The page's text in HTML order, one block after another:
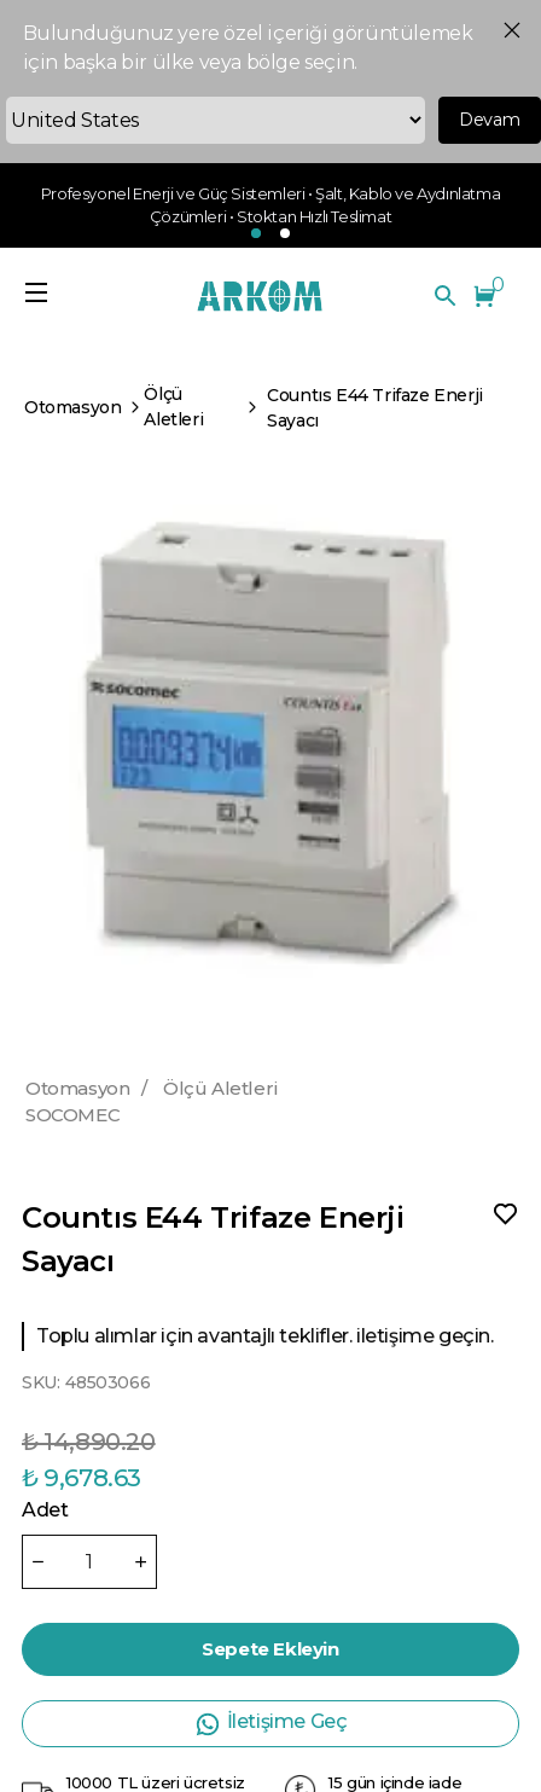
Bulunduğunuz yere özel içeriği görüntülemek
için başka bir ülke veya bölge seçin.
Devam
Profesyonel Enerji ve Güç Sistemleri • Şalt, Kablo ve Aydınlatma
Çözümleri • Stoktan Hızlı Teslimat
0
Otomasyon
Ölçü
Aletleri
Countıs E44 Trifaze Enerji
Sayacı
Otomasyon /
Ölçü Aletleri
SOCOMEC
Countıs E44 Trifaze Enerji
Sayacı
Toplu alımlar için avantajlı teklifler. iletişime geçin.
SKU: 48503066
₺ 14,890.20
₺ 9,678.63
Adet
Sepete Ekleyin
İletişime Geç
10000 TL üzeri ücretsiz
15 gün içinde iade